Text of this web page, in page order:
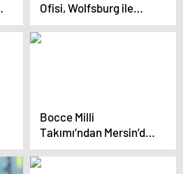
Ofisi, Wolfsburg ile
Zorlu Maça Hazır
Bocce Milli
Takımı’ndan Mersin’de
5 Madalya